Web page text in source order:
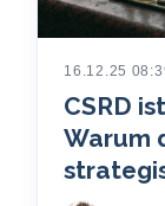
16.12.25
CSRD
Warum